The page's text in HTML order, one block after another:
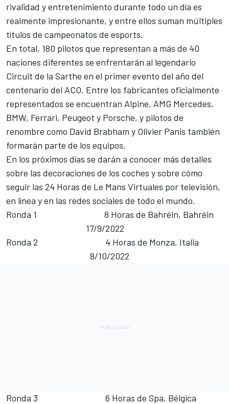
rivalidad y entretenimiento durante todo un día es
realmente impresionante, y entre ellos suman múltiples
títulos de campeonatos de esports.
En total, 180 pilotos que representan a más de 40
naciones diferentes se enfrentarán al legendario
Circuit de la Sarthe en el primer evento del año del
centenario del ACO. Entre los fabricantes oficialmente
representados se encuentran Alpine, AMG Mercedes,
BMW, Ferrari, Peugeot y Porsche, y pilotos de
renombre como David Brabham y Olivier Panis también
formarán parte de los equipos.
En los próximos días se darán a conocer más detalles
sobre las decoraciones de los coches y sobre cómo
seguir las 24 Horas de Le Mans Virtuales por televisión,
en línea y en las redes sociales de todo el mundo.
Ronda 1 8 Horas de Bahréin, Bahréin
17/9/2022
Ronda 2 4 Horas de Monza, Italia
8/10/2022
Ronda 3 6 Horas de Spa, Bélgica